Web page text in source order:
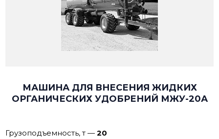
МАШИНА ДЛЯ ВНЕСЕНИЯ ЖИДКИХ
ОРГАНИЧЕСКИХ УДОБРЕНИЙ МЖУ-20А
Грузоподъемность, т—20